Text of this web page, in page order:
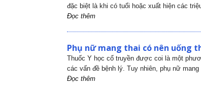
đặc biệt là khi có tuổi hoặc xuất hiện các
Đọc thêm
Phụ nữ mang thai có nên uống
Thuốc Y học cổ truyền được coi là một
các vấn đề bệnh lý. Tuy nhiên, phụ nữ mang
Đọc thêm